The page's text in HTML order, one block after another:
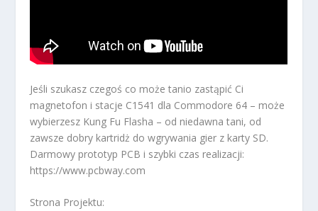
Jeśli szukasz czegoś co może tanio zastąpić Ci
magnetofon i stacje C1541 dla Commodore 64 – może
wybierzesz Kung Fu Flasha – od niedawna tani, od
zawsze dobry kartridż do wgrywania gier z karty SD.
Darmowy prototyp PCB i szybki czas realizacji:
https://www.pcbway.com
Strona Projektu: